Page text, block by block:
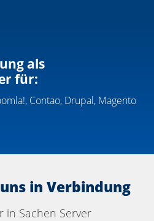
als
für:
Contao, Drupal, Magento
in Verbindung
in Sachen Server